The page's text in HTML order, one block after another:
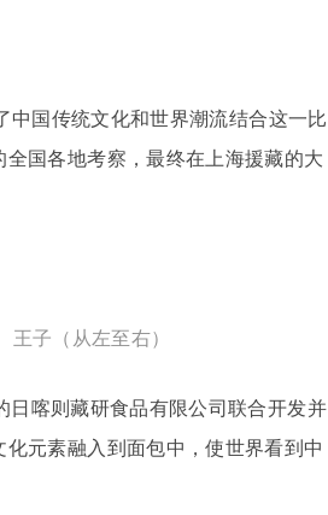
中国传统文化和世界潮流结合这一比
国各地考察，最终在上海援藏的大
子（从左至右）
日喀则藏研食品有限公司联合开发并
元素融入到面包中，使世界看到中